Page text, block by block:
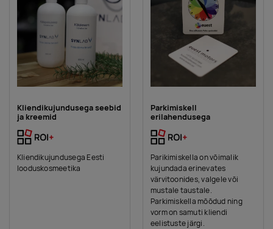
Kliendikujundusega seebid
ja kreemid
Kliendikujundusega Eesti
looduskosmeetika
Parkimiskell
erilahendusega
Parikimiskella on võimalik
kujundada erinevates
värvitoonides, valgele või
mustale taustale.
Parkimiskella mõõdud ning
vorm on samuti kliendi
eelistuste järgi.